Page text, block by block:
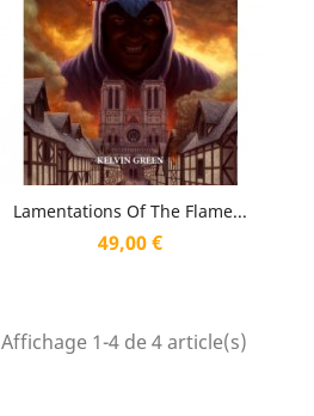
Lamentations Of The Flame...
Prix
49,00 €
Aperçu rapide
Affichage 1-4 de 4 article(s)